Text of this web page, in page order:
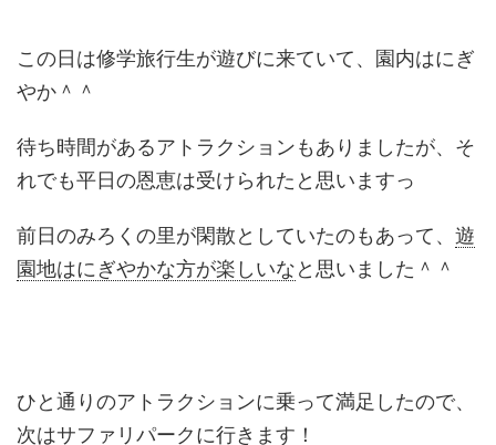
この日は修学旅行生が遊びに来ていて、園内はにぎ
やか＾＾
待ち時間があるアトラクションもありましたが、そ
れでも平日の恩恵は受けられたと思いますっ
前日のみろくの里が閑散としていたのもあって、 遊
園地はにぎやかな方が楽しいなと思いました＾＾
ひと通りのアトラクションに乗って満足したので、
次はサファリパークに行きます！